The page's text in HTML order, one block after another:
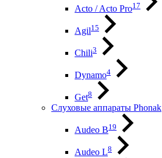
Acto / Acto Pro17
Agil15
Chili3
Dynamo4
Get8
Слуховые аппараты Phonak
Audeo B19
Audeo L8